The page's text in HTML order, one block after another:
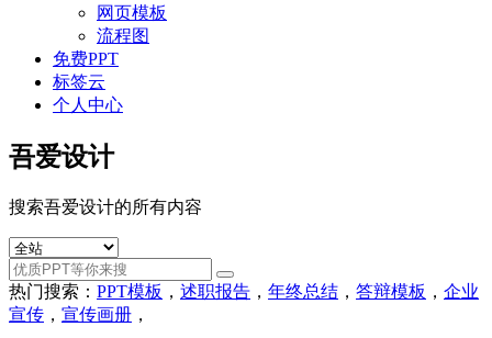
网页模板
流程图
免费PPT
标签云
个人中心
吾爱设计
搜索吾爱设计的所有内容
热门搜索： PPT模板 ， 述职报告 ， 年终总结 ， 答辩模板 ， 企业
宣传 ， 宣传画册 ，